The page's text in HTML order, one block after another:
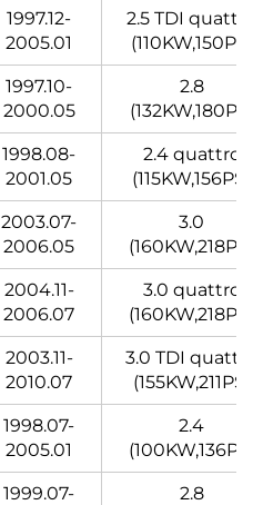
1997.12-
2005.01
2.5 TDI
(110KW,150PS)
1997.10-
2000.05
2.8
(132KW,180PS)
1998.08-
2001.05
2.4 quattro
(115KW,156PS)
2003.07-
2006.05
3.0
(160KW,218PS)
2004.11-
2006.07
3.0 quattro
(160KW,218PS)
2003.11-
2010.07
3.0 TDI
(155KW,211PS)
1998.07-
2005.01
2.4
1999.07-
2.8